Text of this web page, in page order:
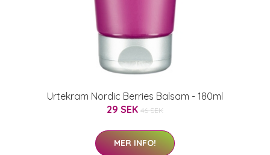
Urtekram Nordic Berries Balsam - 180ml
29 SEK 46 SEK
MER INFO!